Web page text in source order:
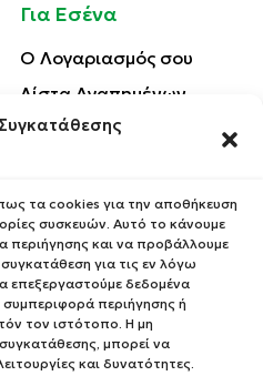
τα cookies για την αποθήκευση
συσκευών. Αυτό το κάνουμε
περιήγησης και να προβάλλουμε
για τις εν λόγω
επεξεργαστούμε δεδομένα
περιήγησης ή
τον ιστότοπο. Η μη
μπορεί να
και δυνατότητες.
Για Εσένα
Ο Λογαριασμός σου
Λίστα Αγαπημένων
Οι Παραγγελίες σου
Κέρδισε Κουπόνι
Έκπτωσης